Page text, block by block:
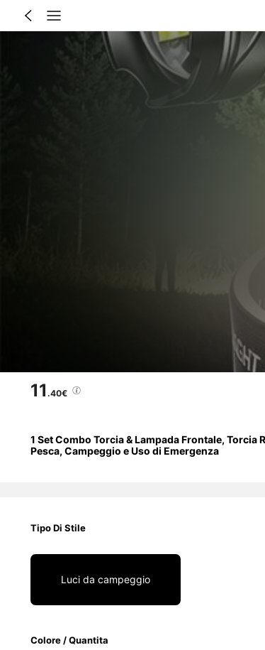
11 .40€
1 Set Combo Torcia & Lampada Frontale,
Pesca, Campeggio e Uso di Emergenza
Tipo Di Stile
Luci da campeggio
Colore / Quantita